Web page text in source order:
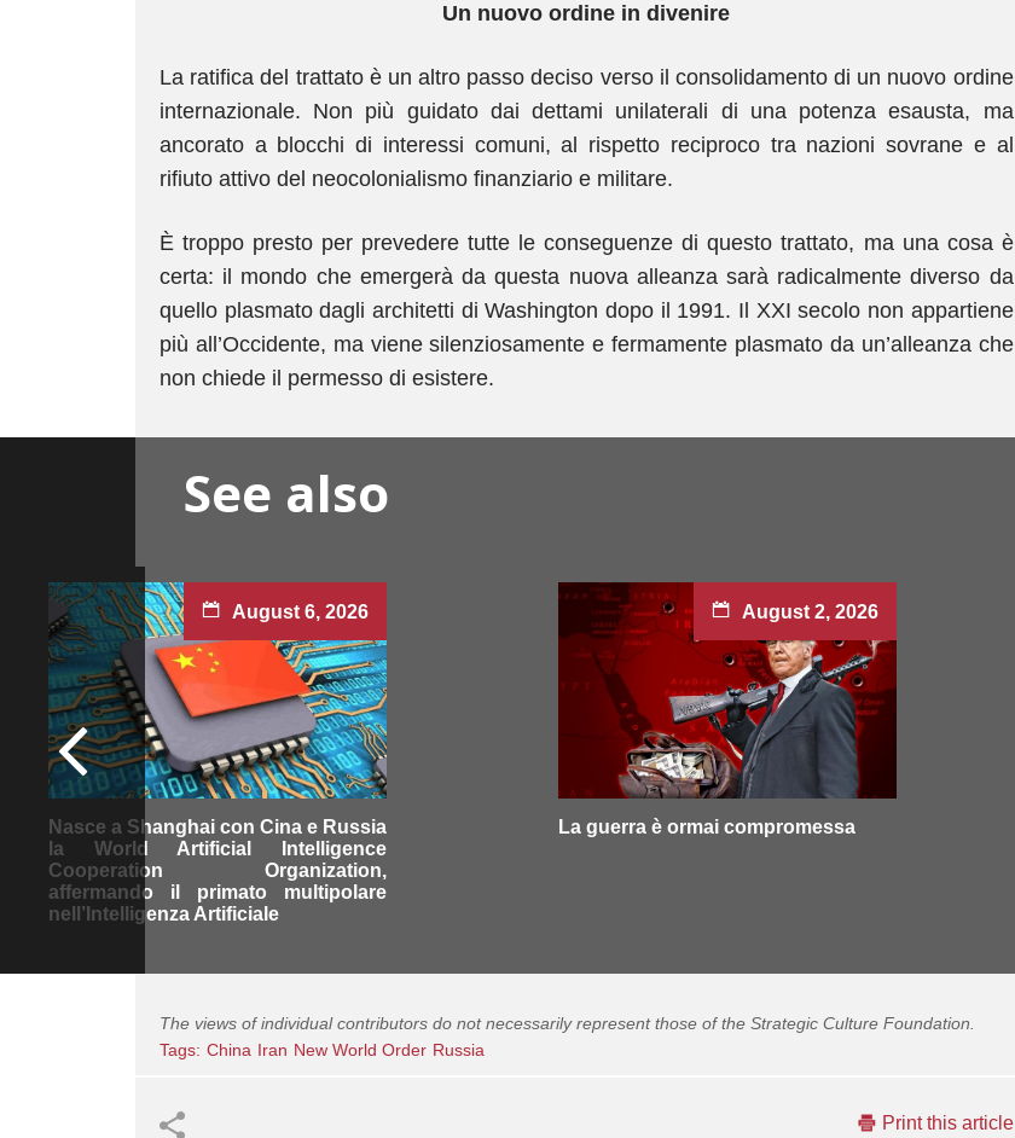
Un nuovo ordine in divenire
La ratifica del trattato è un altro passo deciso verso il consolidamento di un nuovo ordine
internazionale. Non più guidato dai dettami unilaterali di una potenza esausta, ma
ancorato a blocchi di interessi comuni, al rispetto reciproco tra nazioni sovrane e al
rifiuto attivo del neocolonialismo finanziario e militare.
È troppo presto per prevedere tutte le conseguenze di questo trattato, ma una cosa è
certa: il mondo che emergerà da questa nuova alleanza sarà radicalmente diverso da
quello plasmato dagli architetti di Washington dopo il 1991. Il XXI secolo non appartiene
più all’Occidente, ma viene silenziosamente e fermamente plasmato da un’alleanza che
non chiede il permesso di esistere.
See also
August 6, 2026
Nasce a Shanghai con Cina e Russia
la World Artificial Intelligence
Cooperation Organization,
affermando il primato multipolare
nell’Intelligenza Artificiale
August 2, 2026
La guerra è ormai compromessa
The views of individual contributors do not necessarily represent those of the Strategic Culture Foundation.
Tags: China Iran New World Order Russia
Print this article